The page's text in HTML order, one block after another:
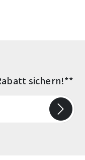
sichern!**